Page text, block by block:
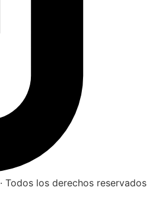
Todos los derechos reservados